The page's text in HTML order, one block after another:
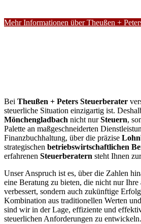
Mehr Informationen über Theußen +
Bei Theußen + Peters Steuerberater
steuerliche Situation einzigartig ist.
Mönchengladbach nicht nurSteuern,
Palette an maßgeschneiderten
Finanzbuchhaltung, über die präzise
strategischen betriebswirtschaftlichen
erfahrenen Steuerberatern steht Ihnen
Unser Anspruch ist es, über die Zahlen
eine Beratung zu bieten, die nicht nur
verbessert, sondern auch zukünftige
Kombination aus traditionellen Werten
sind wir in der Lage, effiziente und
steuerlichen Anforderungen zu entwickeln.